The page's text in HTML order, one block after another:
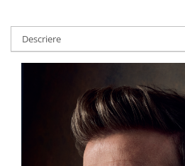
Descriere